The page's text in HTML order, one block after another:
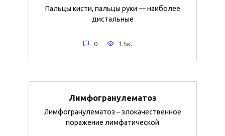
Пальцы кисти, пальцы руки — наиболее
дистальные
0 1.5к.
Лимфогранулематоз
Лимфогранулематоз – злокачественное
поражение лимфатической